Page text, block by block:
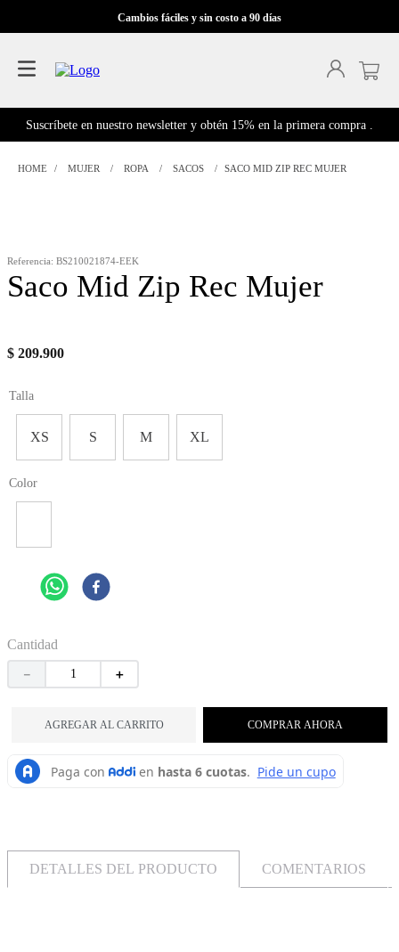
Cambios fáciles y sin costo a 90 días
Suscríbete en nuestro newsletter y obtén 15% en la primera compra .
MUJER ROPA SACOS SACO MID ZIP REC MUJER
Referencia: BS210021874-EEK
Saco Mid Zip Rec Mujer
$ 209.900
Talla
XS S M XL
Color
Cantidad
＋
－
AGREGAR AL CARRITO COMPRAR AHORA
DETALLES DEL PRODUCTO COMENTARIOS